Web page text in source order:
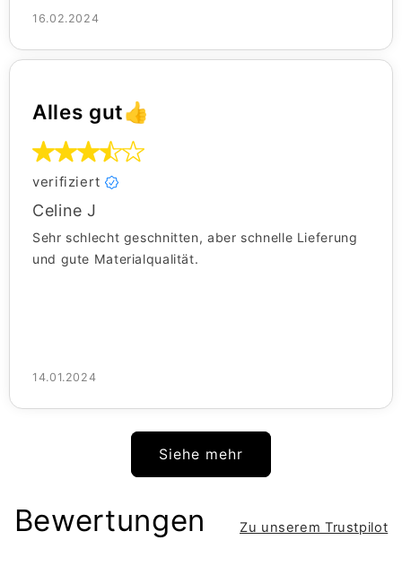
16.02.2024
Alles gut👍
verifiziert
Celine J
Sehr schlecht geschnitten, aber schnelle Lieferung
und gute Materialqualität.
14.01.2024
Siehe mehr
Bewertungen Zu unserem Trustpilot